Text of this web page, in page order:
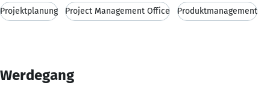
Projektplanung Project Management Office Produktmanagement
Werdegang